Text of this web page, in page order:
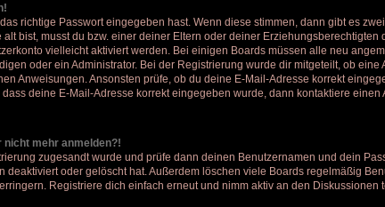
richtige Passwort eingegeben hast. Wenn diese stimmen, dann gibt es
bist, musst du bzw. einer deiner Eltern oder deiner Erziehungsberechtigten
vielleicht aktiviert werden. Bei einigen Boards müssen alle neu
oder ein Administrator. Bei der Registrierung wurde dir mitgeteilt, ob eine
Anweisungen. Ansonsten prüfe, ob du deine E-Mail-Adresse korrekt
deine E-Mail-Adresse korrekt eingegeben wurde, dann kontaktiere einen
mehr anmelden?!
zugesandt wurde und prüfe dann deinen Benutzernamen und dein
oder gelöscht hat. Außerdem löschen viele Boards regelmäßig
Registriere dich einfach erneut und nimm aktiv an den Diskussionen